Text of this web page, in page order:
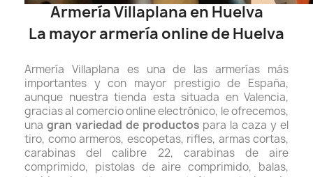
Armería Villaplana en Huelva
La mayor armería online de Huelva
Armería Villaplana es una de las armerías más
importantes y con mayor prestigio de España,
aunque nuestra tienda esta situada en Valencia,
gracias al comercio online electrónico, le ofrecemos,
una gran variedad de productos para la caza y el
tiro, como armeros, escopetas, rifles, armas cortas,
carabinas del calibre 22, carabinas de aire
comprimido, pistolas de aire comprimido, balas,